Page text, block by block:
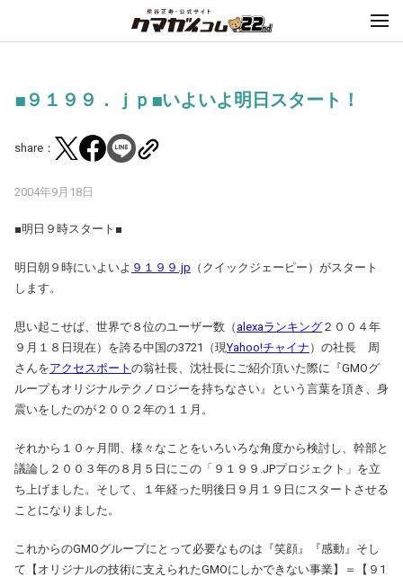
■９１９９．ｊｐ■いよいよ明日スタート！
share：
2004年9月18日
■明日９時スタート■
明日朝９時にいよいよ ９１９９.jp （クイックジェーピー）がスタート
します。
思い起こせば、世界で８位のユーザー数（alexaランキング ２００４年
９月１８日現在）を誇る中国の3721（現Yahoo!チャイナ ）の社長 周
さんをアクセスポート の翁社長、沈社長にご紹介頂いた際に『GMOグ
ループもオリジナルテクノロジーを持ちなさい』という言葉を頂き、身
震いをしたのが２００２年の１１月。
それから１０ヶ月間、様々なことをいろいろな角度から検討し、幹部と
議論し２００３年の８月５日にこの「９１９９.JPプロジェクト」を立
ち上げました。そして、１年経った明後日９月１９日にスタートさせる
ことになりました。
これからのGMOグループにとって必要なものは『笑顔』『感動』そし
て【オリジナルの技術に支えられたGMOにしかできない事業】＝【９1